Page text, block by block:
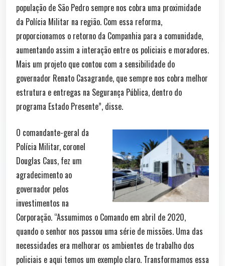
população de São Pedro sempre nos cobra uma proximidade
da Polícia Militar na região. Com essa reforma,
proporcionamos o retorno da Companhia para a comunidade,
aumentando assim a interação entre os policiais e moradores.
Mais um projeto que contou com a sensibilidade do
governador Renato Casagrande, que sempre nos cobra melhor
estrutura e entregas na Segurança Pública, dentro do
programa Estado Presente”, disse.
O comandante-geral da
Polícia Militar, coronel
Douglas Caus, fez um
agradecimento ao
governador pelos
investimentos na
Corporação. “Assumimos o Comando em abril de 2020,
quando o senhor nos passou uma série de missões. Uma das
necessidades era melhorar os ambientes de trabalho dos
policiais e aqui temos um exemplo claro. Transformamos essa